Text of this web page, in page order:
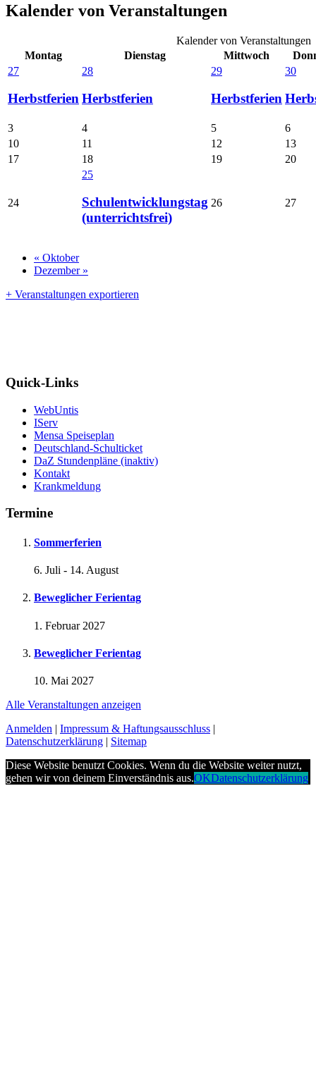
Kalender von Veranstaltungen
Kalender von Veranstaltungen
Montag
Dienstag Mittwoch
27
Herbstferien
28
Herbstferien
29
Herbstferien
30
3 4 5
6
10
11 12
13
17
18 19 20
24
25
Schulentwicklungstag
(unterrichtsfrei)
26 27
« Oktober
Dezember »
+ Veranstaltungen exportieren
Quick-Links
WebUntis
IServ
Mensa Speiseplan
Deutschland-Schulticket
DaZ Stundenpläne (inaktiv)
Kontakt
Krankmeldung
Termine
Sommerferien
6. Juli - 14. August
Beweglicher Ferientag
1. Februar 2027
Beweglicher Ferientag
10. Mai 2027
Alle Veranstaltungen anzeigen
Anmelden | Impressum & Haftungsausschluss |
Datenschutzerklärung | Sitemap
Diese Website benutzt Cookies. Wenn du die Website weiter nutzt,
gehen wir von deinem Einverständnis aus.OKDatenschutzerklärung